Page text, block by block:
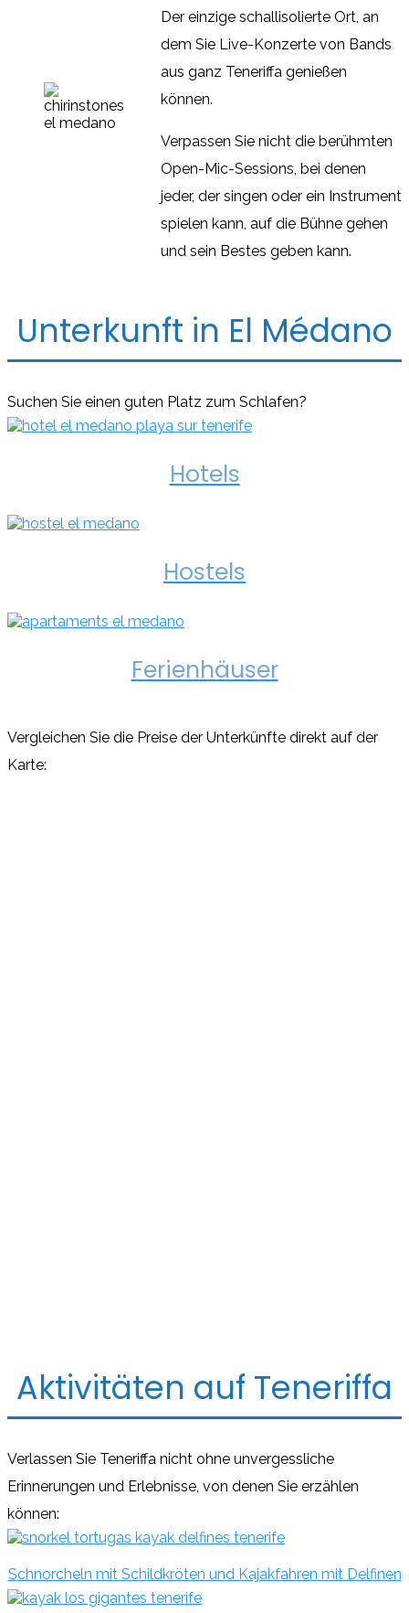
Der einzige schallisolierte Ort, an
dem Sie Live-Konzerte von Bands
aus ganz Teneriffa genießen
können.
Verpassen Sie nicht die berühmten
Open-Mic-Sessions, bei denen
jeder, der singen oder ein Instrument
spielen kann, auf die Bühne gehen
und sein Bestes geben kann.
Unterkunft in El Médano
Suchen Sie einen guten Platz zum Schlafen?
Hotels
Hostels
Ferienhäuser
Vergleichen Sie die Preise der Unterkünfte direkt auf der
Karte:
Aktivitäten auf Teneriffa
Verlassen Sie Teneriffa nicht ohne unvergessliche
Erinnerungen und Erlebnisse, von denen Sie erzählen
können:
Schnorcheln mit Schildkröten und Kajakfahren mit Delfinen